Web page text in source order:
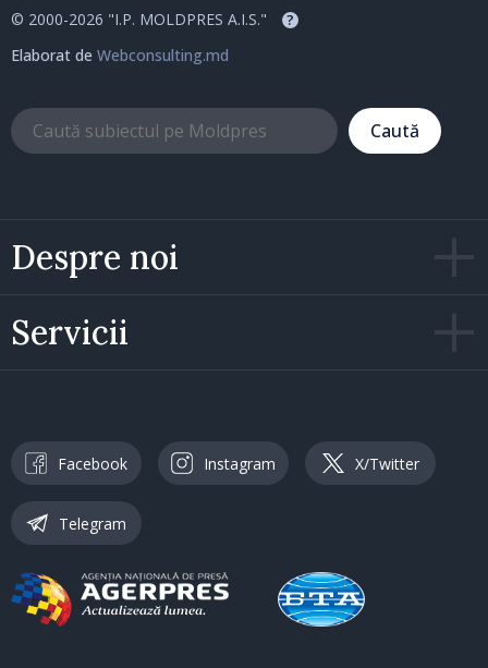
Despre noi
Servicii
© 2000-2026 "I.P. MOLDPRES A.I.S." ?
Elaborat de Webconsulting.md
Caută
Facebook Instagram X/Twitter
Telegram